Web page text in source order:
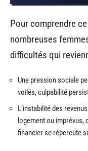
Pour comprendre
nombreuses
difficultés qui
Une pression sociale
voilés, culpabilité
L’instabilité des
logement ou
financier se répercute